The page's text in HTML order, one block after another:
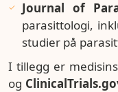
Journal of
parasittologi,
studier på
I tillegg er
og